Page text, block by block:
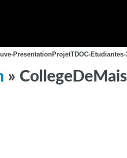
PresentationProjetTDOC-Etudiantes-
»